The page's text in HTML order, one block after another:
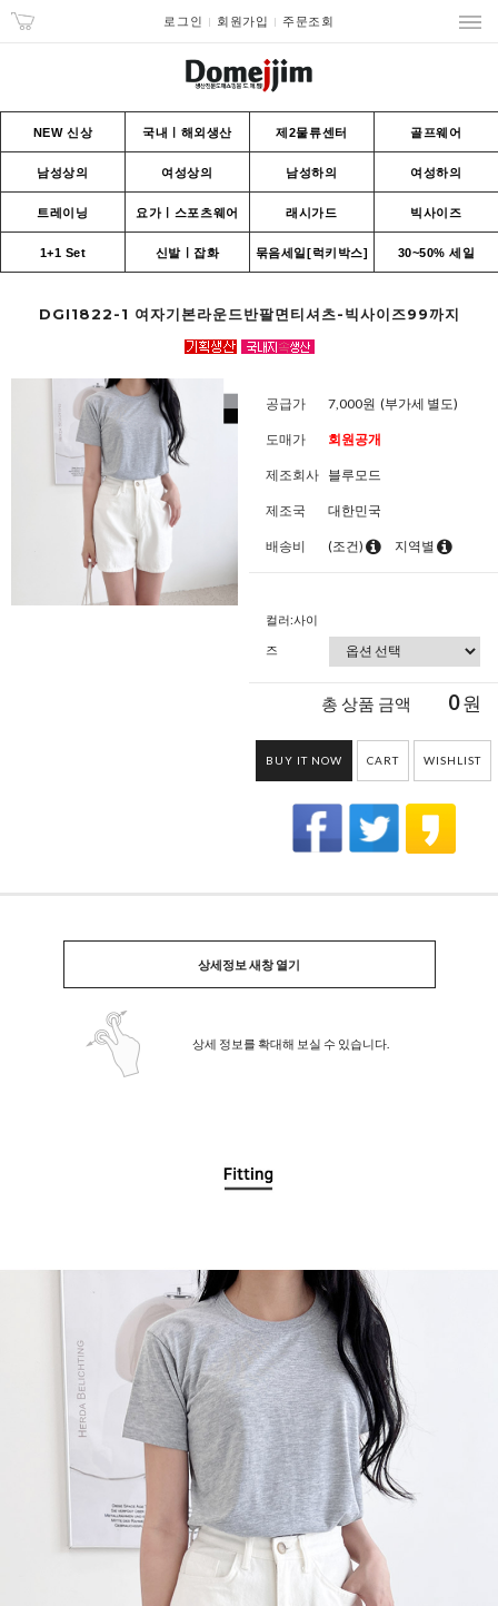
로그인 회원가입 주문조회
NEW 신상 국내ㅣ해외생산 제2물류센터 골프웨어
남성상의 여성상의 남성하의 여성하의
트레이닝 요가ㅣ스포츠웨어 래시가드 빅사이즈
1+1 Set 신발ㅣ잡화 묶음세일[럭키박스] 30~50% 세일
DGI1822-1 여자기본라운드반팔면티셔츠-빅사이즈99까지
공급가 7,000원 (부가세 별도)
도매가 회원공개
제조회사 블루모드
제조국 대한민국
배송비 (조건) 지역별
컬러:사이
즈
총 상품 금액 0원
BUY IT NOW CART WISHLIST
상세정보 새창 열기
상세 정보를 확대해 보실 수 있습니다.